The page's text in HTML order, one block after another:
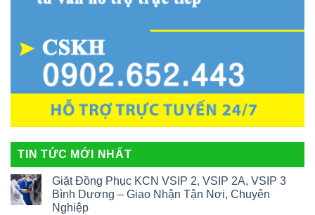
TIN TỨC MỚI NHẤT
Giặt Đồng Phục KCN VSIP 2, VSIP 2A, VSIP 3
Bình Dương – Giao Nhận Tận Nơi, Chuyên
Nghiệp